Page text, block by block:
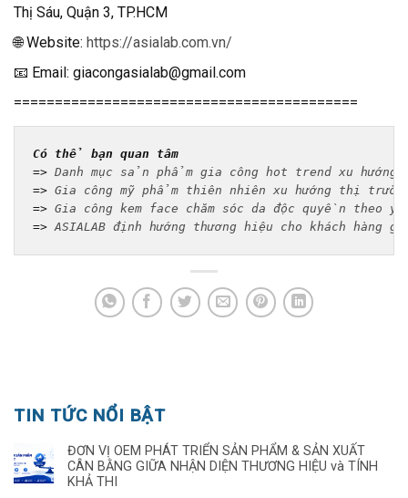
Thị Sáu, Quận 3, TP.HCM
🌐 Website: https://asialab.com.vn/
📧 Email: giacongasialab@gmail.com
==========================================
Có thể bạn quan tâm
=> Danh mục sản phẩm gia công hot trend xu hướng.
=> Gia công mỹ phẩm thiên nhiên xu hướng thị
=> Gia công kem face chăm sóc da độc quyền theo
=> ASIALAB định hướng thương hiệu cho khách hàng
TIN TỨC NỔI BẬT
ĐƠN VỊ OEM PHÁT TRIỂN SẢN PHẨM & SẢN XUẤT
CÂN BẰNG GIỮA NHẬN DIỆN THƯƠNG HIỆU và TÍNH
KHẢ THI